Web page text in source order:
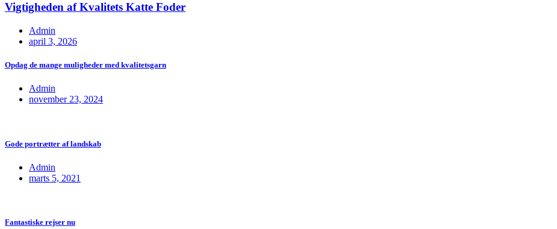
Vigtigheden af Kvalitets Katte Foder
Admin
april 3, 2026
Opdag de mange muligheder med kvalitetsgarn
Admin
november 23, 2024
Gode portrætter af landskab
Admin
marts 5, 2021
Fantastiske rejser nu